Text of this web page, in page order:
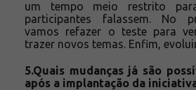
um tempo meio restrito
participantes falassem. No
vamos refazer o teste para
trazer novos temas. Enfim,
5.Quais mudanças já são
após a implantação da